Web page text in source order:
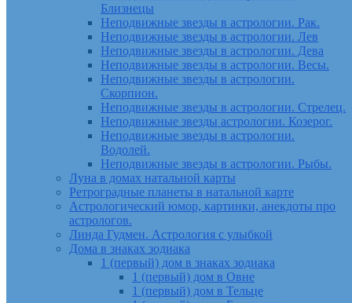
Близнецы
Неподвижные звезды в астрологии. Рак.
Неподвижные звезды в астрологии. Лев
Неподвижные звезды в астрологии. Дева
Неподвижные звезды в астрологии. Весы.
Неподвижные звезды в астрологии.
Скорпион.
Неподвижные звезды в астрологии. Стрелец.
Неподвижные звезды астрологии. Козерог.
Неподвижные звезды в астрологии.
Водолей.
Неподвижные звезды в астрологии. Рыбы.
Луна в домах натальной карты
Ретроградные планеты в натальной карте
Астрологический юмор, картинки, анекдоты про
астрологов.
Линда Гудмен. Астрология с улыбкой
Дома в знаках зодиака
1 (первый) дом в знаках зодиака
1 (первый) дом в Овне
1 (первый) дом в Тельце